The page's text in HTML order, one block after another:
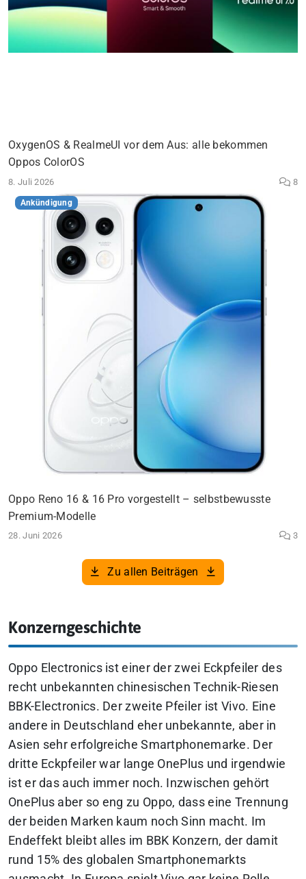
OxygenOS & RealmeUI vor dem Aus: alle bekommen
Oppos ColorOS
8. Juli 2026 8
Ankündigung
Oppo Reno 16 & 16 Pro vorgestellt – selbstbewusste
Premium-Modelle
28. Juni 2026 3
Zu allen Beiträgen
Konzerngeschichte
Oppo Electronics ist einer der zwei Eckpfeiler des
recht unbekannten chinesischen Technik-Riesen
BBK-Electronics. Der zweite Pfeiler ist Vivo. Eine
andere in Deutschland eher unbekannte, aber in
Asien sehr erfolgreiche Smartphonemarke. Der
dritte Eckpfeiler war lange OnePlus und irgendwie
ist er das auch immer noch. Inzwischen gehört
OnePlus aber so eng zu Oppo, dass eine Trennung
der beiden Marken kaum noch Sinn macht. Im
Endeffekt bleibt alles im BBK Konzern, der damit
rund 15% des globalen Smartphonemarkts